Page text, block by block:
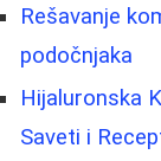
Rešavanje
podočnjaka
Hijaluronska
Saveti i